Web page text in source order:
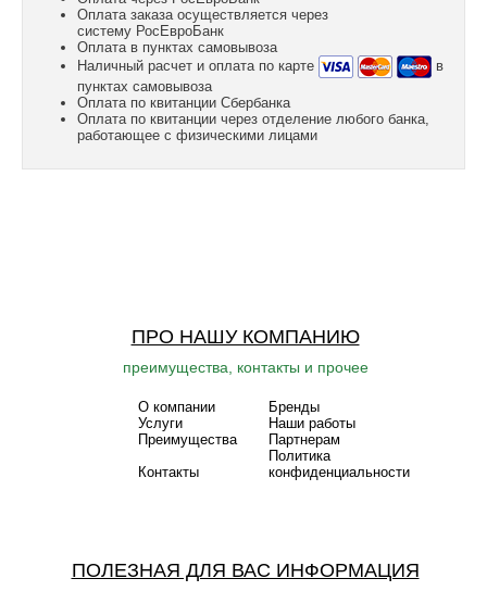
Оплата заказа осуществляется через
систему РосЕвроБанк
Оплата в пунктах самовывоза
Наличный расчет и оплата по карте
в
пунктах самовывоза
Оплата по квитанции Сбербанка
Оплата по квитанции через отделение любого банка,
работающее с физическими лицами
ПРО НАШУ КОМПАНИЮ
преимущества, контакты и прочее
О компании
Бренды
Услуги
Наши работы
Преимущества
Партнерам
Контакты
Политика
конфиденциальности
ПОЛЕЗНАЯ ДЛЯ ВАС ИНФОРМАЦИЯ